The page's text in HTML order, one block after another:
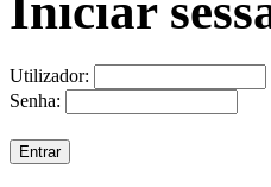
Iniciar
Utilizador:
Senha: